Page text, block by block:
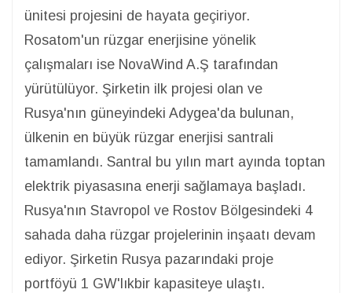
ünitesi projesini de hayata geçiriyor.
Rosatom'un rüzgar enerjisine yönelik
çalışmaları ise NovaWind A.Ş tarafından
yürütülüyor. Şirketin ilk projesi olan ve
Rusya'nın güneyindeki Adygea'da bulunan,
ülkenin en büyük rüzgar enerjisi santrali
tamamlandı. Santral bu yılın mart ayında toptan
elektrik piyasasına enerji sağlamaya başladı.
Rusya'nın Stavropol ve Rostov Bölgesindeki 4
sahada daha rüzgar projelerinin inşaatı devam
ediyor. Şirketin Rusya pazarındaki proje
portföyü 1 GW'lıkbir kapasiteye ulaştı.